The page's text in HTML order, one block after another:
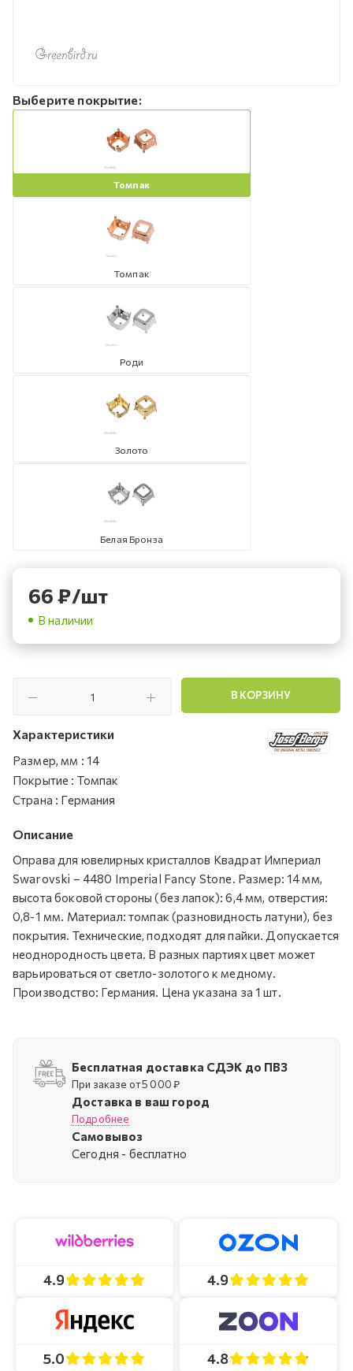
Выберите покрытие:
Томпак
Томпак
Роди
Золото
Белая Бронза
66₽/шт
В наличии
В КОРЗИНУ
Характеристики
Размер, мм : 14
Покрытие : Томпак
Страна : Германия
Описание
Оправа для ювелирных кристаллов Квадрат Империал
Swarovski – 4480 Imperial Fancy Stone. Размер: 14 мм,
высота боковой стороны (без лапок): 6,4 мм, отверстия:
0,8-1 мм. Материал: томпак (разновидность латуни), без
покрытия. Технические, подходят для пайки. Допускается
неоднородность цвета. В разных партиях цвет может
варьироваться от светло-золотого к медному.
Производство: Германия. Цена указана за 1 шт.
Бесплатная доставка СДЭК до ПВЗ
При заказе от 5 000 ₽
Доставка в ваш город
Подробнее
Самовывоз
Cегодня - бесплатно
4.9 4.9
5.0 4.8